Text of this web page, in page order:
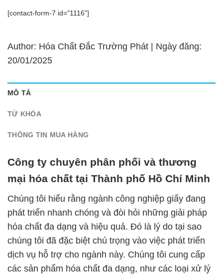
[contact-form-7 id="1116"]
Author: Hóa Chất Đắc Trường Phát | Ngày đăng:
20/01/2025
MÔ TẢ
TỪ KHÓA
THÔNG TIN MUA HÀNG
Công ty chuyên phân phối và thương
mại hóa chất tại Thành phố Hồ Chí Minh
Chúng tôi hiểu rằng ngành công nghiệp giấy đang
phát triển nhanh chóng và đòi hỏi những giải pháp
hóa chất đa dạng và hiệu quả. Đó là lý do tại sao
chúng tôi đã đặc biệt chú trọng vào việc phát triển
dịch vụ hỗ trợ cho ngành này. Chúng tôi cung cấp
các sản phẩm hóa chất đa dạng, như các loại xử lý